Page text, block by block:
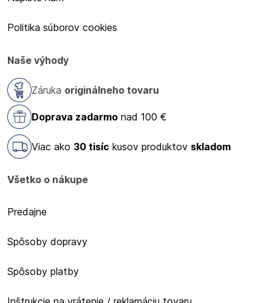
Politika súborov cookies
Naše výhody
Záruka originálneho tovaru
Doprava zadarmo nad 100 €
Viac ako 30 tisíc kusov produktov skladom
Všetko o nákupe
Predajne
Spôsoby dopravy
Spôsoby platby